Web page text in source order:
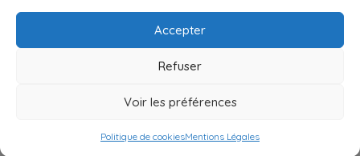
Accepter
Refuser
Voir les préférences
Politique de cookiesMentions Légales
+33(0)6 07 46 74 57
Contactez-nous
Copyright © 2023Louis Rancon